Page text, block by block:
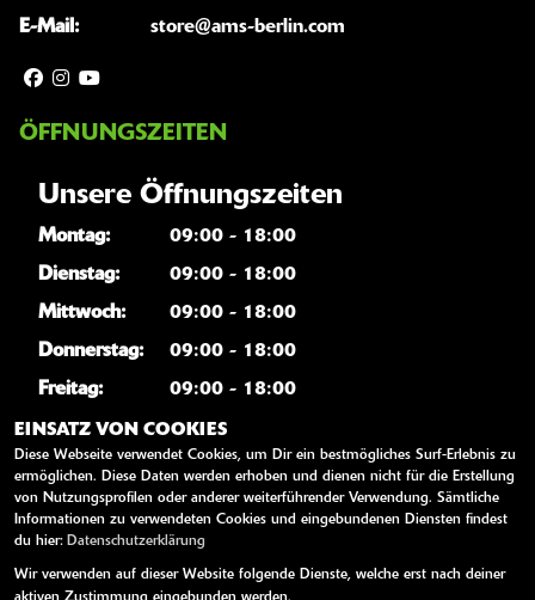
E-Mail:
store@ams-berlin.com
ÖFFNUNGSZEITEN
Unsere Öffnungszeiten
Montag:
09:00 - 18:00
Dienstag:
09:00 - 18:00
Mittwoch:
09:00 - 18:00
Donnerstag:
09:00 - 18:00
Freitag:
09:00 - 18:00
Samstag:
10:00 - 13:00
Sonntag:
geschlossen
WEITERE LINKS
Youtube
EINSATZ VON COOKIES
Diese Webseite verwendet Cookies, um Dir ein bestmögliches Surf-Erlebnis zu
ermöglichen. Diese Daten werden erhoben und dienen nicht für die Erstellung
von Nutzungsprofilen oder anderer weiterführender Verwendung. Sämtliche
Informationen zu verwendeten Cookies und eingebundenen Diensten findest
du hier: Datenschutzerklärung
Wir verwenden auf dieser Website folgende Dienste, welche erst nach deiner